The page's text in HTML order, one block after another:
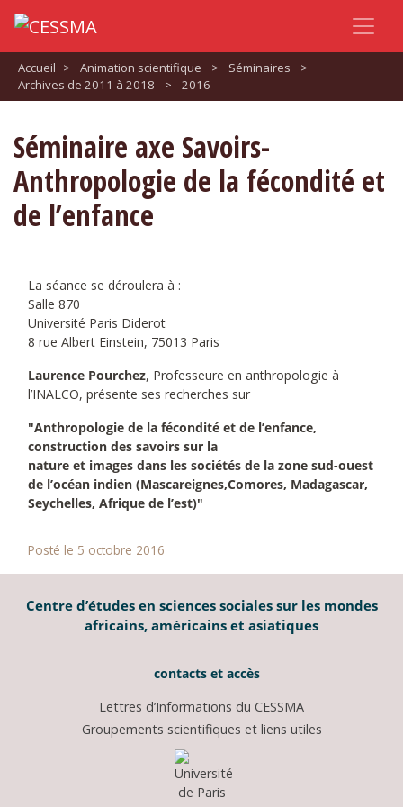
Accueil > Animation scientifique > Séminaires
>
Archives de 2011 à 2018
> 2016
Séminaire axe Savoirs-
Anthropologie de la fécondité et
de l’enfance
La séance se déroulera à :
Salle 870
Université Paris Diderot
8 rue Albert Einstein, 75013 Paris
Laurence Pourchez, Professeure en anthropologie à
l’INALCO, présente ses recherches sur
"Anthropologie de la fécondité et de l’enfance,
construction des savoirs sur la
nature et images dans les sociétés de la zone sud-ouest
de l’océan indien (Mascareignes,Comores, Madagascar,
Seychelles, Afrique de l’est)"
Posté le 5 octobre 2016
Centre d’études en sciences sociales sur les mondes
africains, américains et asiatiques
contacts et accès
Lettres d’Informations du CESSMA
Groupements scientifiques et liens utiles